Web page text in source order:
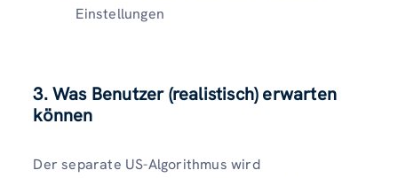
Einstellungen
3.Was Benutzer (realistisch) erwarten
können
Der separate US-Algorithmus wird